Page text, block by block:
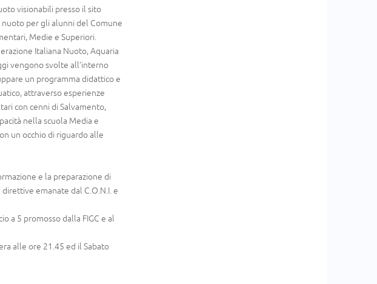
visionabili presso il sito
nuoto per gli alunni del Comune
Medie e Superiori.
Italiana Nuoto, Aquaria
vengono svolte all’interno
un programma didattico e
attraverso esperienze
con cenni di Salvamento,
nella scuola Media e
un occhio di riguardo alle
e la preparazione di
emanate dal C.O.N.I. e
a 5 promosso dalla FIGC e al
alle ore 21.45 ed il Sabato